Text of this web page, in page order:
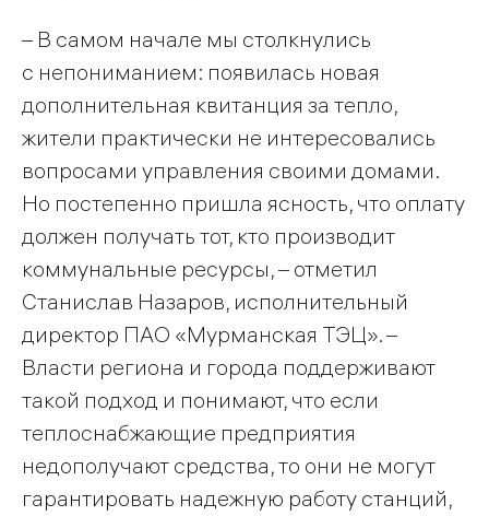
– В самом начале мы столкнулись
с непониманием: появилась новая
дополнительная квитанция за тепло,
жители практически не интересовались
вопросами управления своими домами.
Но постепенно пришла ясность, что оплату
должен получать тот, кто производит
коммунальные ресурсы, – отметил
Станислав Назаров, исполнительный
директор ПАО «Мурманская ТЭЦ». –
Власти региона и города поддерживают
такой подход и понимают, что если
теплоснабжающие предприятия
недополучают средства, то они не могут
гарантировать надежную работу станций,